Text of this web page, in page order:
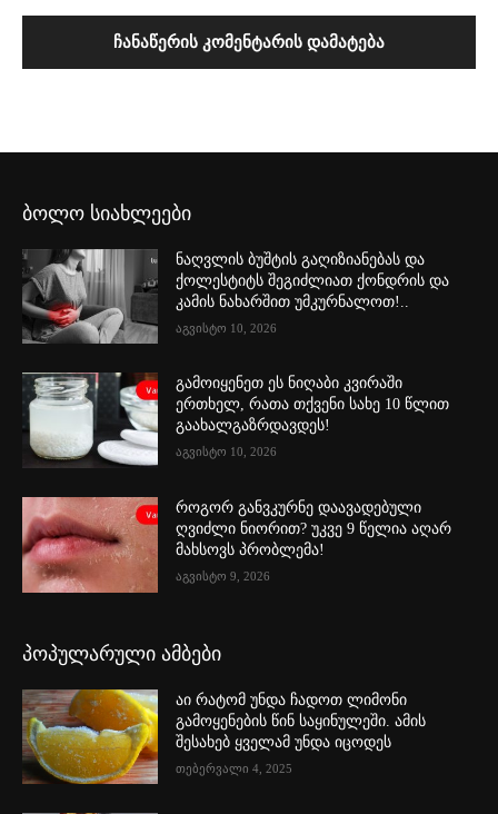
ბოლო სიახლეები
ნაღვლის ბუშტის გაღიზიანებას და
ქოლესტიტს შეგიძლიათ ქონდრის და
კამის ნახარშით უმკურნალოთ!..
აგვისტო 10, 2026
გამოიყენეთ ეს ნიღაბი კვირაში
ერთხელ, რათა თქვენი სახე 10 წლით
გაახალგაზრდავდეს!
აგვისტო 10, 2026
როგორ განვკურნე დაავადებული
ღვიძლი ნიორით? უკვე 9 წელია აღარ
მახსოვს პრობლემა!
აგვისტო 9, 2026
პოპულარული ამბები
აი რატომ უნდა ჩადოთ ლიმონი
გამოყენების წინ საყინულეში. ამის
შესახებ ყველამ უნდა იცოდეს
თებერვალი 4, 2025